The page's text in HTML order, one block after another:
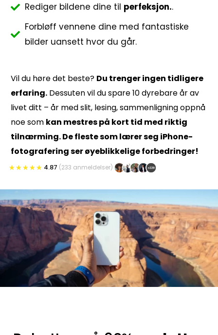
Rediger bildene dine til perfeksjon..
Forbløff vennene dine med fantastiske
bilder uansett hvor du går.
Vil du høre det beste? Du trenger ingen tidligere
erfaring. Dessuten vil du spare 10 dyrebare år av
livet ditt – år medslit, lesing, sammenligningoppnå
noe som kan mestres på kort tid med riktig
tilnærming. De flestesom lærer seg iPhone-
fotografering ser øyeblikkelige forbedringer!
★★★★★ 4.87 (233 anmeldelser)